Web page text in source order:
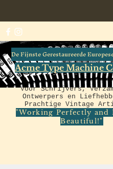
De Fijnste Gerestaureerde
Acme Type Machine
Voor Schrijvers,
Ontwerpers en
Prachtige Vintage
"Working Perfectly and
Beautiful!"